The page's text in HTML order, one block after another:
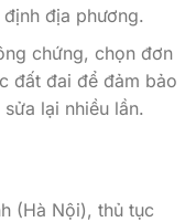
địa phương.
chứng, chọn đơn
đất đai để đảm bảo
lại nhiều lần.
(Hà Nội), thủ tục